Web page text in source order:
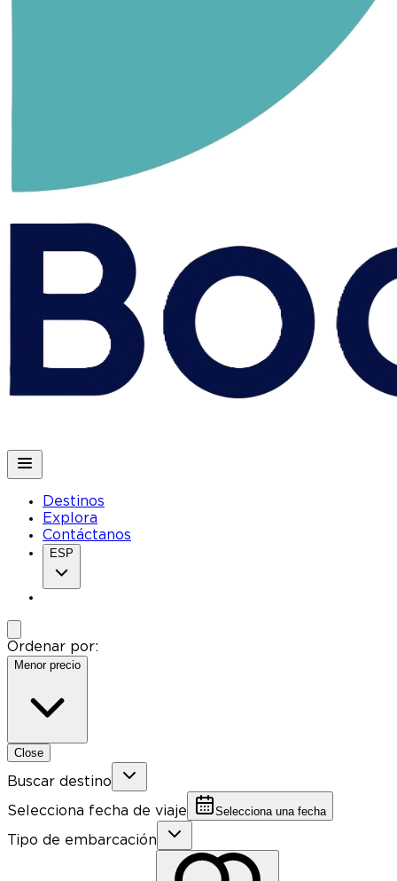
Destinos
Explora
Contáctanos
ESP
Ordenar por:
Menor precio
Close
Buscar destino
Selecciona fecha de viaje Selecciona una fecha
Tipo de embarcación